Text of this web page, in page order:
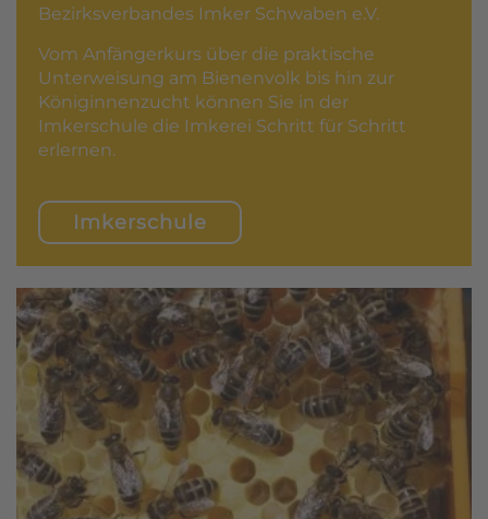
Bezirksverbandes Imker Schwaben e.V.
Vom Anfängerkurs über die praktische
Unterweisung am Bienenvolk bis hin zur
Königinnenzucht können Sie in der
Imkerschule die Imkerei Schritt für Schritt
erlernen.
Imkerschule